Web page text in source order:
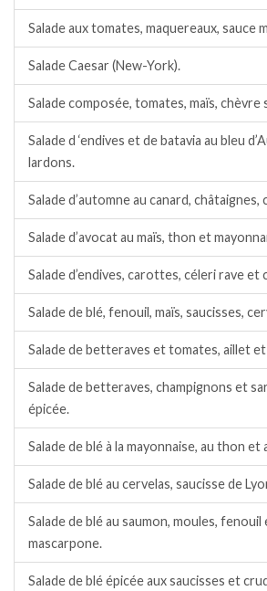
Salade aux tomates, maquereaux, sauce
Salade Caesar (New-York).
Salade composée, tomates, maïs, chèvre
Salade d ‘endives et de batavia au bleu
lardons.
Salade d’automne au canard,
Salade d’avocat au maïs, thon et
Salade d’endives, carottes, céleri rave et
Salade de blé, fenouil, maïs, saucisses,
Salade de betteraves et tomates, aillet
Salade de betteraves, champignons et
épicée.
Salade de blé à la mayonnaise, au thon et
Salade de blé au cervelas, saucisse de
Salade de blé au saumon, moules, fenouil
mascarpone.
Salade de blé épicée aux saucisses et